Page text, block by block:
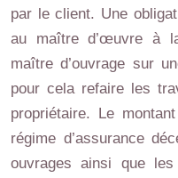
par le client. Une
au maître d’œuvre à
maître d’ouvrage sur
pour cela refaire les
propriétaire. Le
régime d’assurance
ouvrages ainsi que